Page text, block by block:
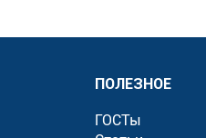
ПОЛЕЗНОЕ
ГОСТы